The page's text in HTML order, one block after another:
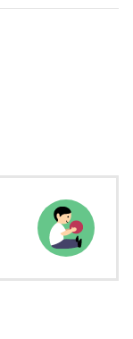
opvang